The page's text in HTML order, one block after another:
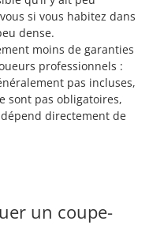
si vous habitez dans
dense.
moins de garanties
professionnels :
pas incluses,
sont pas obligatoires,
directement de
un coupe-